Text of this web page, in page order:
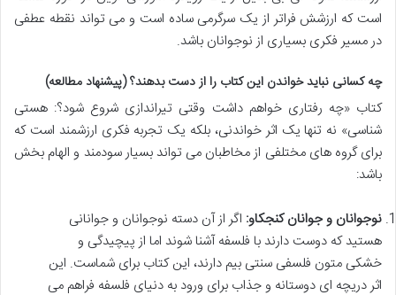
است که ارزشش فراتر از یک سرگرمی ساده است و می تواند نقطه عطفی
در مسیر فکری بسیاری از نوجوانان باشد.
چه کسانی نباید خواندن این کتاب را از دست بدهند؟ (پیشنهاد مطالعه)
کتاب «چه رفتاری خواهم داشت وقتی تیراندازی شروع شود؟: هستی
شناسی» نه تنها یک اثر خواندنی، بلکه یک تجربه فکری ارزشمند است که
برای گروه های مختلفی از مخاطبان می تواند بسیار سودمند و الهام بخش
باشد:
نوجوانان و جوانان کنجکاو: اگر از آن دسته نوجوانان و جوانانی
هستید که دوست دارند با فلسفه آشنا شوند اما از پیچیدگی و
خشکی متون فلسفی سنتی بیم دارند، این کتاب برای شماست. این
اثر دریچه ای دوستانه و جذاب برای ورود به دنیای فلسفه فراهم می